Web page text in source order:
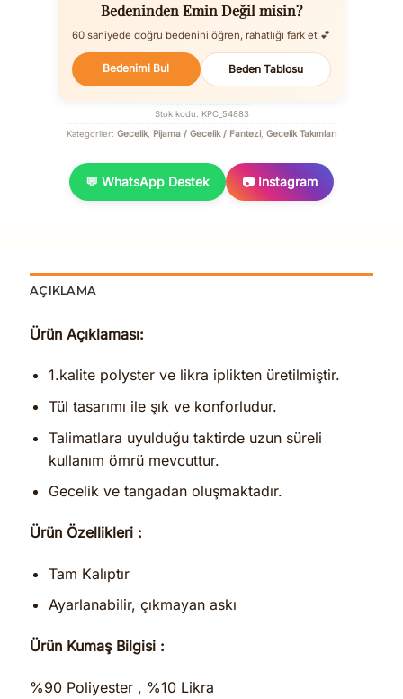
Bedeninden Emin Değil misin?
60 saniyede doğru bedenini öğren, rahatlığı fark et 💕
Bedenimi Bul Beden Tablosu
Stok kodu: KPC_54883
Kategoriler: Gecelik, Pijama / Gecelik / Fantezi Gecelik Takımları
💬 WhatsApp Destek 📷 Instagram
AÇIKLAMA
Ürün Açıklaması:
1.kalite polyster ve likra iplikten üretilmiştir.
Tül tasarımı ile şık ve konforludur.
Talimatlara uyulduğu taktirde uzun süreli
kullanım ömrü mevcuttur.
Gecelik ve tangadan oluşmaktadır.
Ürün Özellikleri :
Tam Kalıptır
Ayarlanabilir, çıkmayan askı
Ürün Kumaş Bilgisi :
%90 Poliyester , %10 Likra